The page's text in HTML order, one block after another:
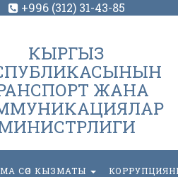
+996 (312) 31-43-85
КЫРГЫЗ
ЖАНА
СӨЗ КЫЗМАТЫ